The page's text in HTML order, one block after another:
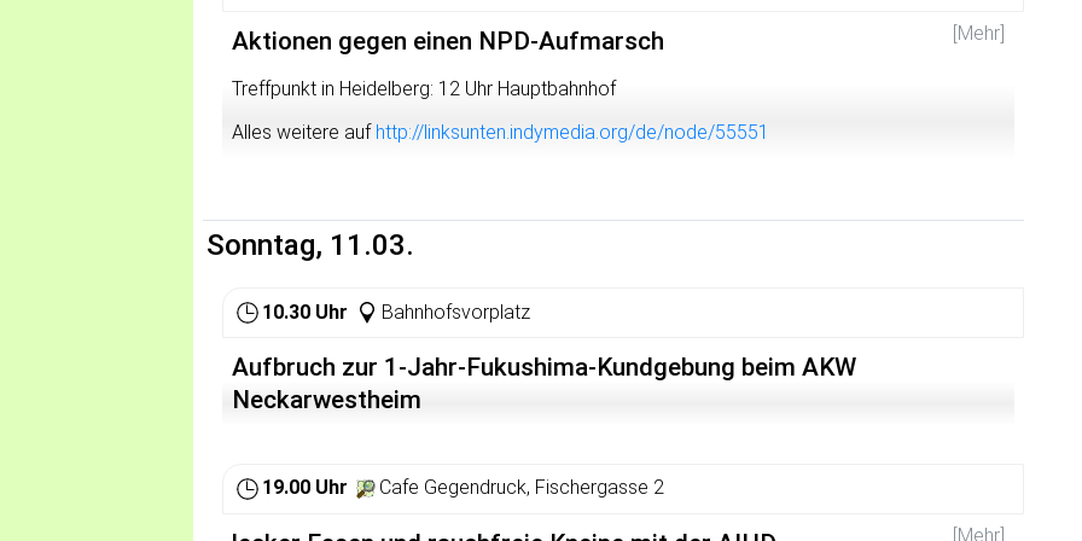
[Mehr]
Aktionen gegen einen NPD-Aufmarsch
Treffpunkt in Heidelberg: 12 Uhr Hauptbahnhof
Alles weitere auf http://linksunten.indymedia.org/de/node/55551
Sonntag, 11.03.
10.30 Uhr Bahnhofsvorplatz
Aufbruch zur 1-Jahr-Fukushima-Kundgebung beim AKW
Neckarwestheim
19.00 Uhr Cafe Gegendruck, Fischergasse 2
[Mehr]